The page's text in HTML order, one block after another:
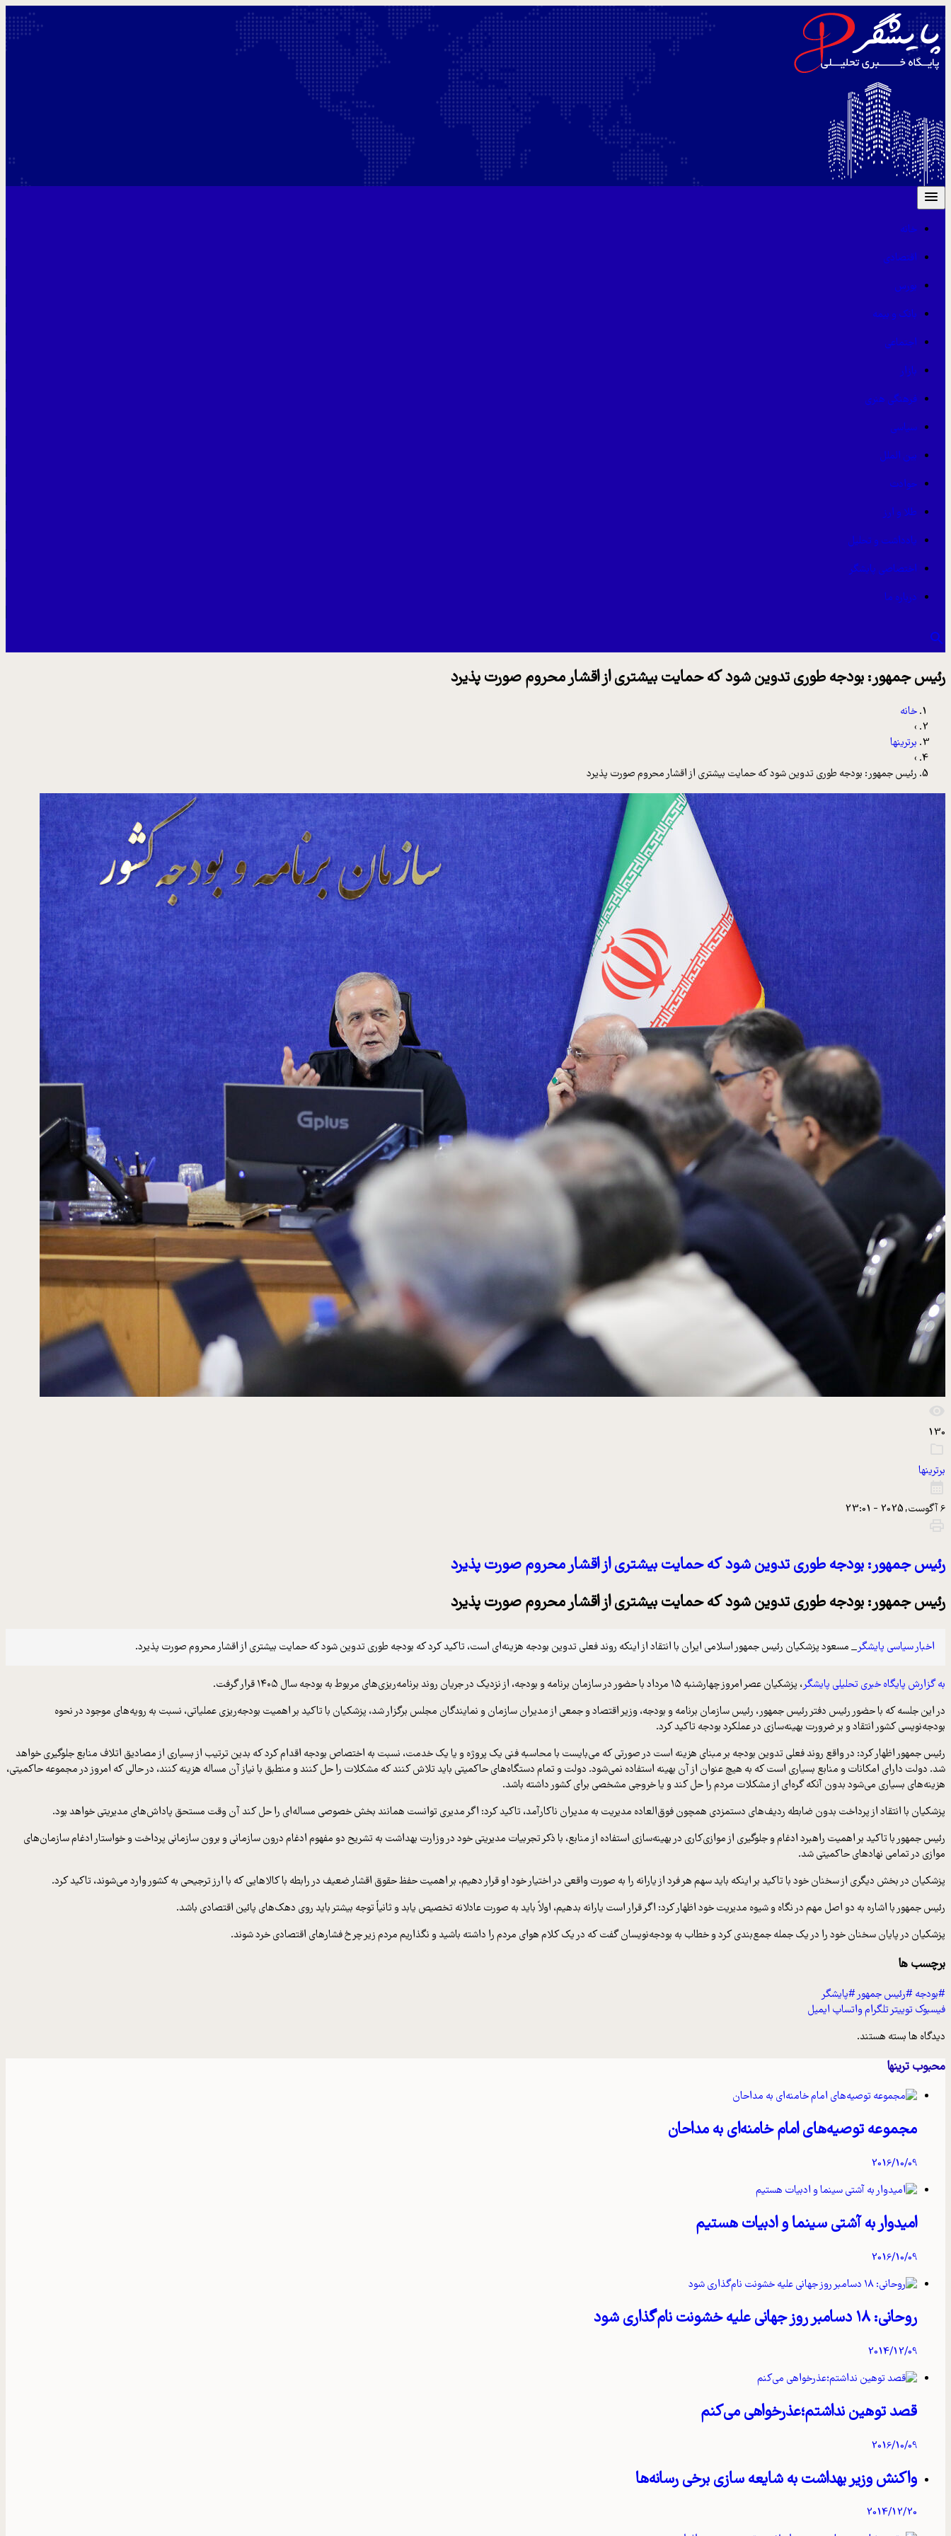
خانه
اقتصادی
بورس
بانک و بیمه
اجتماعی
بازار
فرهنگی هنری
سیاسی
بین الملل
حوادث
طلا و ارز
یادداشت و تحلیل
اختصاصی پایشگر
درباره ما
رئیس جمهور: بودجه طوری تدوین شود که حمایت بیشتری از اقشار محروم صورت پذیرد
خانه
›
برترینها
›
رئیس جمهور: بودجه طوری تدوین شود که حمایت بیشتری از اقشار محروم صورت پذیرد
130
برترینها
6 آگوست, 2025 - 23:01
رئیس جمهور: بودجه طوری تدوین شود که حمایت بیشتری از اقشار محروم صورت پذیرد
رئیس جمهور: بودجه طوری تدوین شود که حمایت بیشتری از اقشار محروم صورت پذیرد
اخبار سیاسی پایشگر_ مسعود پزشکیان رئیس جمهور اسلامی ایران با انتقاد از اینکه روند فعلی تدوین بودجه هزینه‌ای است، تاکید کرد که بودجه طوری تدوین شود که حمایت بیشتری از اقشار محروم صورت پذیرد.
به گزارش پایگاه خبری تحلیلی پایشگر، پزشکیان عصر امروز چهارشنبه ۱۵ مرداد با حضور در سازمان برنامه و بودجه، از نزدیک در جریان روند برنامه‌ریزی‌های مربوط به بودجه سال ۱۴۰۵ قرار گرفت.
در این جلسه که با حضور رئیس دفتر رئیس جمهور، رئیس سازمان برنامه و بودجه، وزیر اقتصاد و جمعی از مدیران سازمان و نمایندگان مجلس برگزار شد، پزشکیان با تاکید بر اهمیت بودجه‌ریزی عملیاتی، نسبت به رویه‌های موجود در نحوه
بودجه‌نویسی کشور انتقاد و بر ضرورت بهینه‌سازی در عملکرد بودجه تاکید کرد.
رئیس جمهور اظهار کرد: در واقع روند فعلی تدوین بودجه بر مبنای هزینه است در صورتی که می‌بایست با محاسبه فنی یک پروژه و یا یک خدمت، نسبت به اختصاص بودجه اقدام کرد که بدین ترتیب از بسیاری از مصادیق اتلاف منابع جلوگیری خواهد
شد. دولت دارای امکانات و منابع بسیاری است که به هیچ عنوان از آن بهینه استفاده نمی‌شود. دولت و تمام دستگاه‌های حاکمیتی باید تلاش کنند که مشکلات را حل کنند و منطبق با نیاز آن مساله هزینه کنند، در حالی که امروز در مجموعه حاکمیتی،
هزینه‌های بسیاری می‌شود بدون آنکه گره‌ای از مشکلات مردم را حل کند و یا خروجی مشخصی برای کشور داشته باشد.
پزشکیان با انتقاد از پرداخت بدون ضابطه ردیف‌های دستمزدی همچون فوق‌العاده مدیریت به مدیران ناکارآمد، تاکید کرد: اگر مدیری توانست همانند بخش خصوصی مساله‌ای را حل کند آن وقت مستحق پاداش‌های مدیریتی خواهد بود.
رئیس جمهور با تاکید بر اهمیت راهبرد ادغام و جلوگیری از موازی‌کاری در بهینه‌سازی استفاده از منابع، با ذکر تجربیات مدیریتی خود در وزارت بهداشت به تشریح دو مفهوم ادغام درون سازمانی و برون سازمانی پرداخت و خواستار ادغام سازمان‌های
موازی در تمامی نهادهای حاکمیتی شد.
پزشکیان در بخش دیگری از سخنان خود با تاکید بر اینکه باید سهم هر فرد از یارانه را به صورت واقعی در اختیار خود او قرار دهیم، بر اهمیت حفظ حقوق اقشار ضعیف در رابطه با کالاهایی که با ارز ترجیحی به کشور وارد می‌شوند، تاکید کرد.
رئیس جمهور با اشاره به دو اصل مهم در نگاه و شیوه مدیریت خود اظهار کرد: اگر قرار است یارانه بدهیم، اولاً باید به صورت عادلانه تخصیص یابد و ثانیاً توجه بیشتر باید روی دهک‌های پائین اقتصادی باشد.
پزشکیان در پایان سخنان خود را در یک جمله جمع‌بندی کرد و خطاب به بودجه‌نویسان گفت که در یک کلام هوای مردم را داشته باشید و نگذاریم مردم زیر چرخ فشارهای اقتصادی خرد شوند.
برچسب ها
#بودجه#رئیس جمهور#پایشگر
فیسبوک توییترتلگرامواتساپ ایمیل
دیدگاه ها بسته هستند.
محبوب ترینها
مجموعه توصیه‌های امام خامنه‌ای به مداحان
2016/10/09
امیدوار به آشتی سینما و ادبیات هستیم
2016/10/09
روحانی: ۱۸ دسامبر روز جهانی علیه خشونت نام‌گذاری شود
2014/12/09
قصد توهین نداشتم؛عذرخواهی می‌کنم
2016/10/09
واکنش وزیر بهداشت به شایعه‌ سازی برخی رسانه‌ها
2014/12/20